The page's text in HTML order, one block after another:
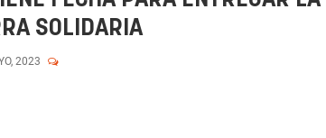
SOLIDARIA
2023